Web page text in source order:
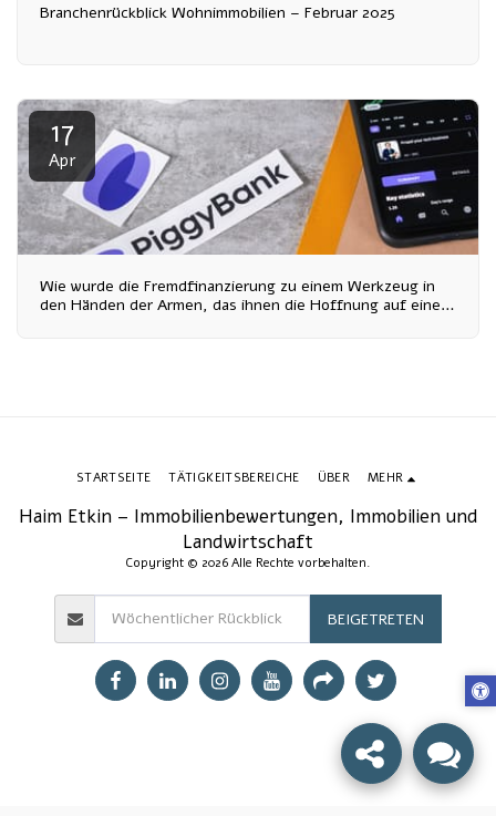
Branchenrückblick Wohnimmobilien – Februar 2025
17
Apr
Wie wurde die Fremdfinanzierung zu einem Werkzeug in
den Händen der Armen, das ihnen die Hoffnung auf eine
Haim Etkin – Immobilienbewertungen, Immobilien und
Landwirtschaft
Copyright © 2026 Alle Rechte vorbehalten.
STARTSEITE TÄTIGKEITSBEREICHE ÜBER MEHR
BEIGETRETEN